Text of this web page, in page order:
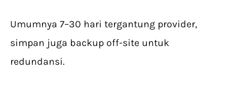
Umumnya 7–30 hari tergantung provider,
simpan juga backup off-site untuk
redundansi.